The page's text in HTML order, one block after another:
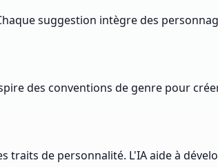
suggestion intègre des
des conventions de genre pour
de personnalité. L'IA aide à